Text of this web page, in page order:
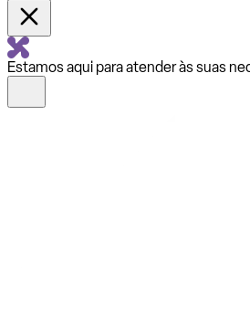
Estamos aqui para atender às suas